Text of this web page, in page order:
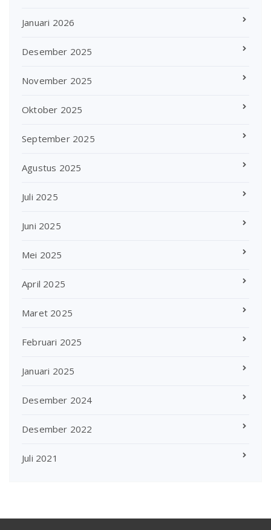
Januari 2026
Desember 2025
November 2025
Oktober 2025
September 2025
Agustus 2025
Juli 2025
Juni 2025
Mei 2025
April 2025
Maret 2025
Februari 2025
Januari 2025
Desember 2024
Desember 2022
Juli 2021